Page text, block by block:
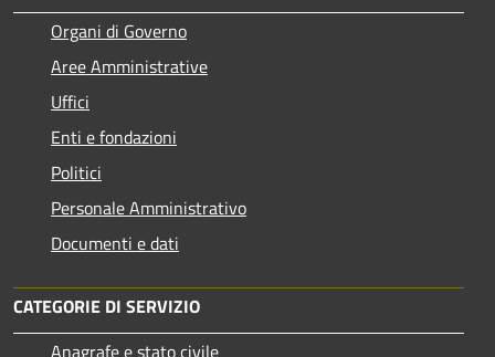
Organi di Governo
Aree Amministrative
Uffici
Enti e fondazioni
Politici
Personale Amministrativo
Documenti e dati
CATEGORIE DI SERVIZIO
Anagrafe e stato civile